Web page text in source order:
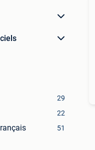
29
22
51